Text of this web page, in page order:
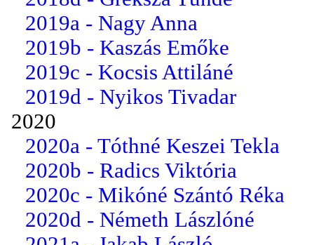
2019a - Nagy Anna
2019b - Kaszás Emőke
2019c - Kocsis Attiláné
2019d - Nyikos Tivadar
2020
2020a - Tóthné Keszei Tekla
2020b - Radics Viktória
2020c - Mikóné Szántó Réka
2020d - Németh Lászlóné